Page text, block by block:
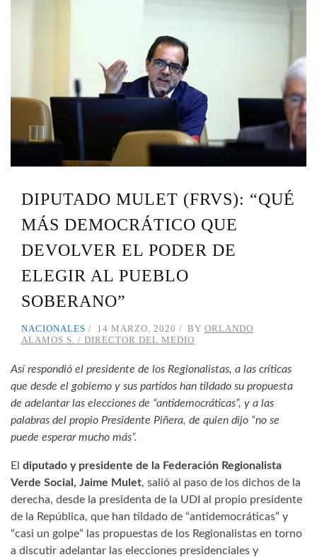
DIPUTADO MULET (FRVS): “QUÉ
MÁS DEMOCRÁTICO QUE
DEVOLVER EL PODER DE
ELEGIR AL PUEBLO
SOBERANO”
NACIONALES 14 MARZO, 2020 BY ORLANDO
ALAMOS S. / DIRECTOR DEL MEDIO
Así respondió el presidente de los Regionalistas, a las críticas
que desde el gobierno y sus partidos han tildado su propuesta
de adelantar las elecciones de “antidemocráticas”, y a las
palabras del propio Presidente Piñera, de quien dijo “no se
puede esperar mucho más”.
El diputado y presidente de la Federación Regionalista
Verde Social, Jaime Mulet, salió al paso de los dichos de la
derecha, desde la presidenta de la UDI al propio presidente
de la República, que han tildado de “antidemocráticas” y
“casi un golpe” las propuestas de los Regionalistas en torno
a discutir adelantar las elecciones presidenciales y